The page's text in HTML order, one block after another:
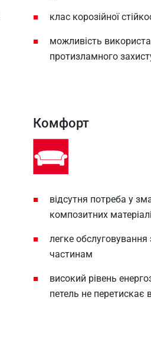
клас корозійної
можливість
протизламного
Комфорт
відсутня потреба у
композитних
легке
частинам
високий рівень
петель не перетискає